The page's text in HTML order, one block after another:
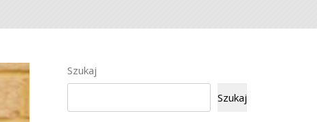
Szukaj
Szukaj